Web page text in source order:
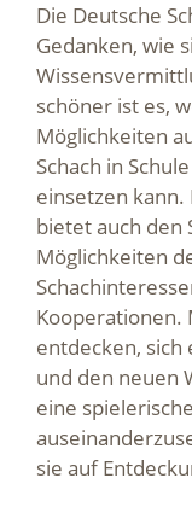
Die Deutsche
Gedanken, wie
schöner ist es,
Möglichkeiten
Schach in
einsetzen
bietet auch den
Möglichkeiten
Kooperationen.
entdecken, sich
und den neuen
eine
sie auf